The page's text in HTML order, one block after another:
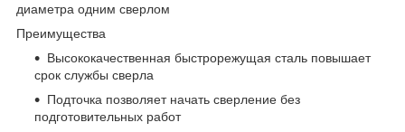
диаметра одним сверлом
Преимущества
Высококачественная быстрорежущая сталь повышает
срок службы сверла
Подточка позволяет начать сверление без
подготовительных работ